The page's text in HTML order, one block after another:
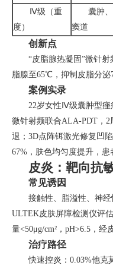
Ⅳ级（重
度）
囊肿、
窦道
创新点
“皮脂腺热凝固”微针
脂腺至65℃，抑制皮脂分泌
案例实录
22岁女性Ⅳ级囊肿型痤
微针射频联合ALA-PDT，2
退；3D点阵铒激光修复凹
67%，肤色均匀度提升，患
皮炎：靶向抗
常见诱因
接触性、脂溢性、神经
ULTEK皮肤屏障检测仪评
量<50μg/cm²，pH>6.5，经
治疗路径
快速控炎：0.03%他克